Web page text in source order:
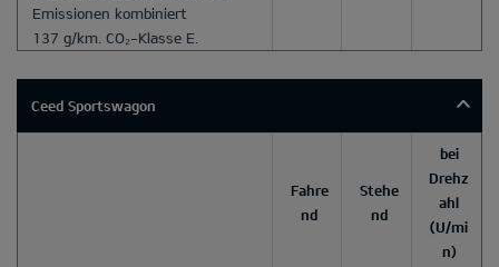
Emissionen kombiniert
137 g/km. CO₂-Klasse E.
Ceed Sportswagon
Fahre
nd
Stehe
nd
bei
Drehz
ahl
(U/mi
n)